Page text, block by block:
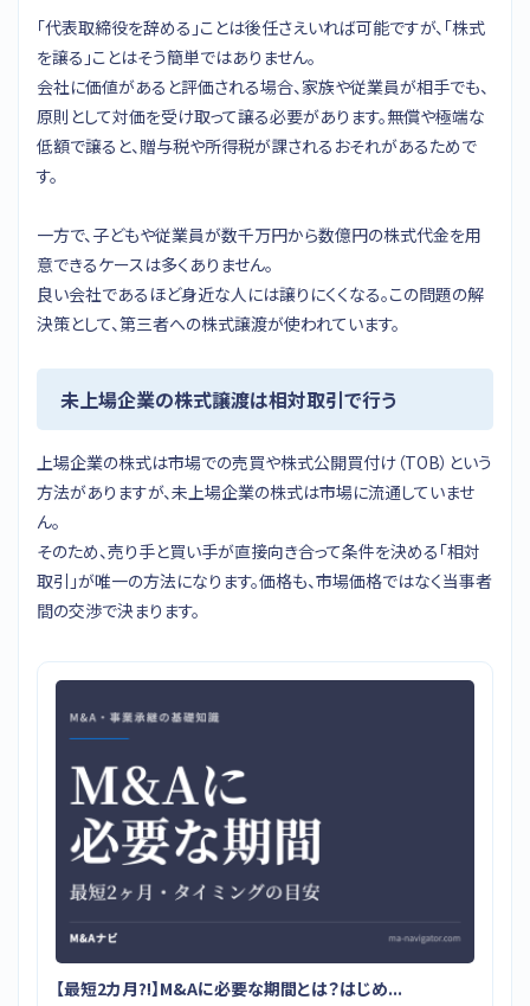
「代表取締役を辞める」ことは後任さえいれば可能ですが、「株式
を譲る」ことはそう簡単ではありません。
会社に価値があると評価される場合、家族や従業員が相手でも、
原則として対価を受け取って譲る必要があります。無償や極端な
低額で譲ると、贈与税や所得税が課されるおそれがあるためで
す。
一方で、子どもや従業員が数千万円から数億円の株式代金を用
意できるケースは多くありません。
良い会社であるほど身近な人には譲りにくくなる。この問題の解
決策として、第三者への株式譲渡が使われています。
未上場企業の株式譲渡は相対取引で行う
上場企業の株式は市場での売買や株式公開買付け（TOB）という
方法がありますが、未上場企業の株式は市場に流通していませ
ん。
そのため、売り手と買い手が直接向き合って条件を決める「相対
取引」が唯一の方法になります。価格も、市場価格ではなく当事者
間の交渉で決まります。
【最短2カ月⁈】M&Aに必要な期間とは？はじめ...